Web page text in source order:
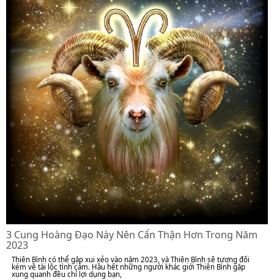
3 Cung Hoàng Đạo Này Nên Cẩn Thận Hơn Trong Năm
2023
Thiên Bình có thể gặp xui xẻo vào năm 2023, và Thiên Bình sẽ tương đối
kém về tài lộc tình cảm. Hầu hết những người khác giới Thiên Bình gặp
xung quanh đều chỉ lợi dụng bạn,